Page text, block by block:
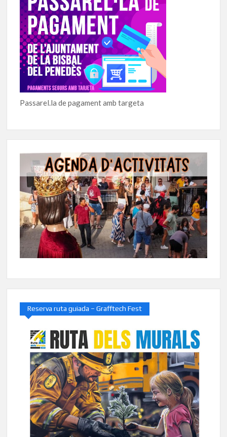
Passarel.la de pagament amb targeta
Reserva ruta guiada – Grafftech Fest